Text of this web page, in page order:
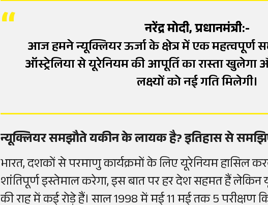
नरेंद्र मोदी, प्रधानमंत्री:-
आज हमने न्यूक्लियर ऊर्जा के क्षेत्र में एक महत्वपूर्ण
ऑस्ट्रेलिया से यूरेनियम की आपूर्ति का रास्ता खुलेगा
लक्ष्यों को नई गति मिलेगी।
न्यूक्लियर समझौते यकीन के लायक है? इतिहास से
भारत, दशकों से परमाणु कार्यक्रमों के लिए यूरेनियम हासिल
शांतिपूर्ण इस्तेमाल करेगा, इस बात पर हर देश सहमत हैं
की राह में कई रोड़े हैं। साल 1998 में मई 11 मई तक 5 परीक्षण